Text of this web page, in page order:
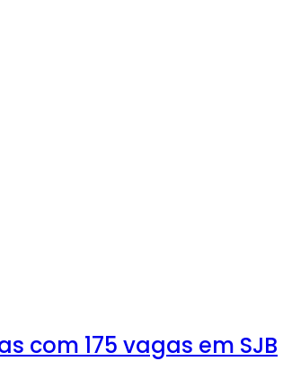
com 175 vagas em SJB